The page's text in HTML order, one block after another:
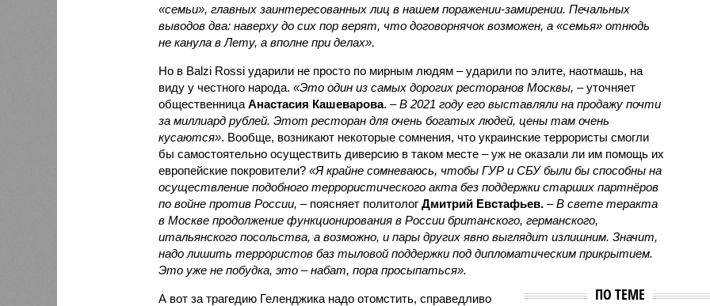
«семьи», главных заинтересованных лиц в нашем поражении-замирении. Печальных
выводов два: наверху до сих пор верят, что договорнячок возможен, а «семья» отнюдь
не канула в Лету, а вполне при делах».
Но в Balzi Rossi ударили не просто по мирным людям – ударили по элите, наотмашь, на
виду у честного народа. «Это один из самых дорогих ресторанов Москвы, – уточняет
общественница Анастасия Кашеварова. –В 2021 году его выставляли на продажу почти
за миллиард рублей. Этот ресторан для очень богатых людей, цены там очень
кусаются». Вообще, возникают некоторые сомнения, что украинские террористы смогли
бы самостоятельно осуществить диверсию в таком месте – уж не оказали ли им помощь их
европейские покровители? «Я крайне сомневаюсь, чтобы ГУР и СБУ были бы способны на
осуществление подобного террористического акта без поддержки старших партнёров
по войне против России, – поясняет политолог Дмитрий Евстафьев.–В свете теракта
в Москве продолжение функционирования в России британского, германского,
итальянского посольства, а возможно, и пары других явно выглядит излишним. Значит,
надо лишить террористов баз тыловой поддержки под дипломатическим прикрытием.
Это уже не побудка, это – набат, пора просыпаться».
ПО ТЕМЕ
А вот за трагедию Геленджика надо отомстить, справедливо